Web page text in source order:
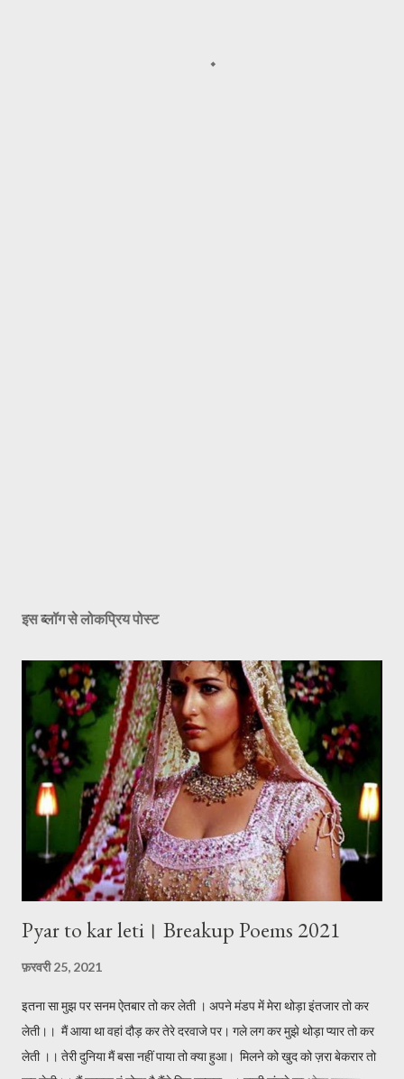
इस ब्लॉग से लोकप्रिय पोस्ट
Pyar to kar leti। Breakup Poems 2021
फ़रवरी 25, 2021
इतना सा मुझ पर सनम ऐतबार तो कर लेती । अपने मंडप में मेरा थोड़ा इंतजार तो कर
लेती।। मैं आया था वहां दौड़ कर तेरे दरवाजे पर। गले लग कर मुझे थोड़ा प्यार तो कर
लेती ।। तेरी दुनिया मैं बसा नहीं पाया तो क्या हुआ। मिलने को खुद को ज़रा बेकरार तो